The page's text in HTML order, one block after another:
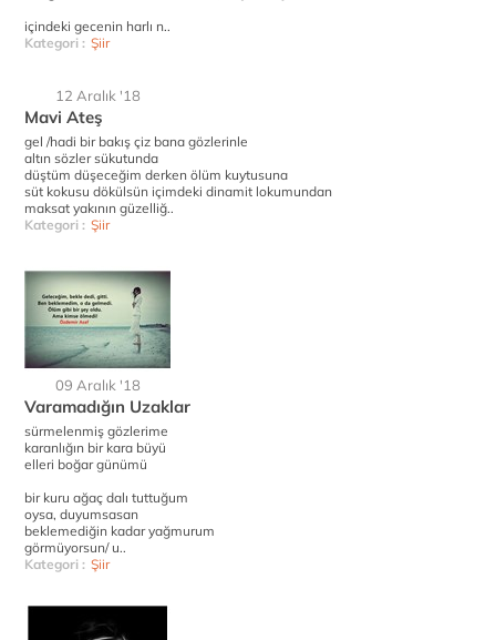
içindeki gecenin harlı n..
Kategori : Şiir
12 Aralık '18
Mavi Ateş
gel /hadi bir bakış çiz bana gözlerinle
altın sözler sükutunda
düştüm düşeceğim derken ölüm kuytusuna
süt kokusu dökülsün içimdeki dinamit lokumundan
maksat yakının güzelliğ..
Kategori : Şiir
09 Aralık '18
Varamadığın Uzaklar
sürmelenmiş gözlerime
karanlığın bir kara büyü
elleri boğar günümü
bir kuru ağaç dalı tuttuğum
oysa, duyumsasan
beklemediğin kadar yağmurum
görmüyorsun/ u..
Kategori : Şiir